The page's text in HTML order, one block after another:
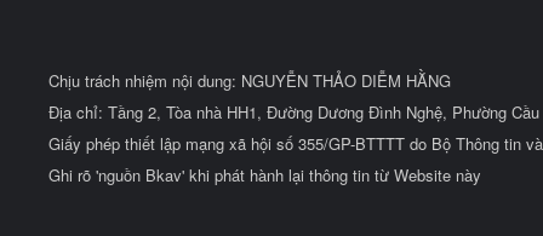
Chịu trách nhiệm nội dung: NGUYỄN THẢO DIỄM HẰNG
Địa chỉ: Tầng 2, Tòa nhà HH1, Đường Dương Đình Nghệ, Phường
Giấy phép thiết lập mạng xã hội số 355/GP-BTTTT do Bộ Thông tin
Ghi rõ 'nguồn Bkav' khi phát hành lại thông tin từ Website này